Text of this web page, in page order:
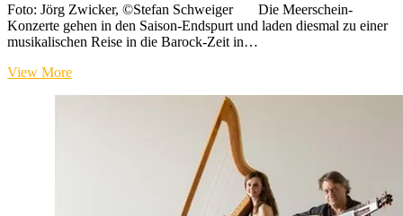
Foto: Jörg Zwicker, ©Stefan Schweiger Die Meerschein-
Konzerte gehen in den Saison-Endspurt und laden diesmal zu einer
musikalischen Reise in die Barock-Zeit in…
View MoreBarock